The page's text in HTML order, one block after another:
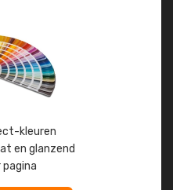
kleuren
en glanzend
pagina